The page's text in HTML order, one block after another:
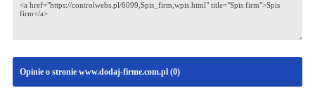
Opinie o stronie www.dodaj-firme.com.pl (0)